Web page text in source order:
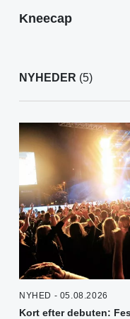
Kneecap
NYHEDER (5)
NYHED - 05.08.2026
Kort efter debuten: